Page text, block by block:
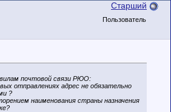
Старший
Пользователь
почтовой связи РЮО:
отправлениях адрес не обязательно
?
наименования страны назначения